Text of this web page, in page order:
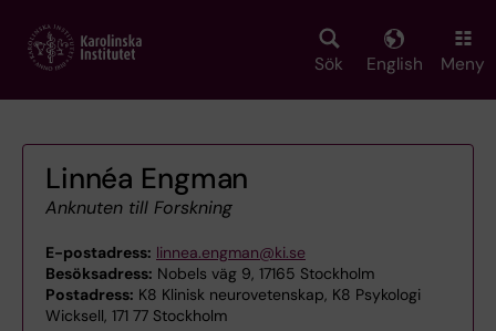
main
Sök English Meny
Linnéa Engman
Anknuten till Forskning
E-postadress: linnea.engman@ki.se
Besöksadress: Nobels väg 9, 17165 Stockholm
Postadress: K8 Klinisk neurovetenskap, K8 Psykologi
Wicksell, 171 77 Stockholm